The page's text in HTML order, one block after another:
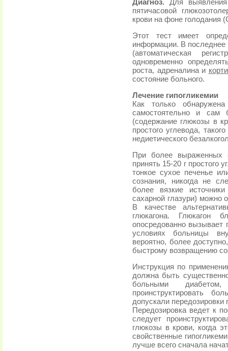
Диагноз. Для выявления
пятичасовой
крови на фоне голодания
Этот тест имеет
информации. В последнее
(автоматическая
одновременно
роста, адреналина и
состояние больного.
Лечение гипогликемии
Как только
самостоятельно и сам
(содержание глюкозы в
простого углевода,
недиетического
При более выраженных
принять 15-20 г простого
тонкое сухое печенье
сознания, никогда не
более вязкие
сахарной глазури) можно
В качестве
глюкагона. Глюкагон
опосредованно
условиях больницы
вероятно, более
быстрому возвращению
Инструкция по
должна быть
больными
проинструктировать
допускали передозировки
Передозировка ведет к
следует
глюкозы в крови, когда
свойственные
лучше всего сначала